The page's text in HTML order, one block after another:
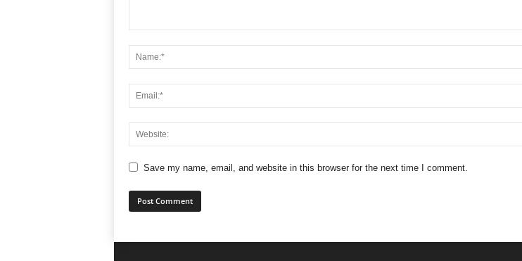
Save my name, email, and website in this browser for the next time I comment.